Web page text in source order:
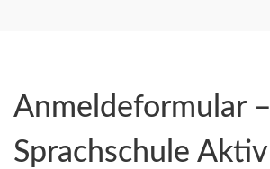
Anmeldeformular –
Sprachschule Aktiv